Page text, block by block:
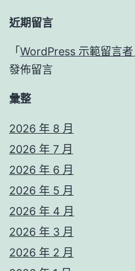
近期留言
「 WordPress 示範留言者
發佈留言
彙整
2026 年 8 月
2026 年 7 月
2026 年 6 月
2026 年 5 月
2026 年 4 月
2026 年 3 月
2026 年 2 月